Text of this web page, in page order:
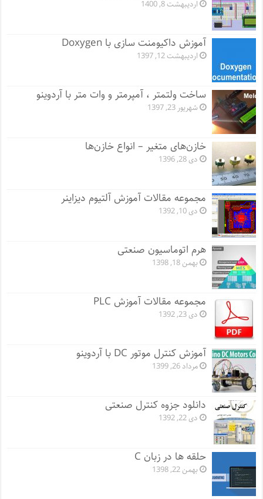
اردیبهشت 8, 1400
آموزش داکیومنت سازی با Doxygen
اردیبهشت 12, 1397
ساخت ولتمتر ، آمپرمتر و وات متر با آردوینو
شهریور 23, 1397
خازن‌های متغیر – انواع خازن‌ها
دی 28, 1396
مجموعه مقالات آموزش آلتیوم دیزاینر
دی 10, 1392
هرم اتوماسیون صنعتی
بهمن 18, 1398
مجموعه مقالات آموزش PLC
دی 23, 1392
آموزش کنترل موتور DC با آردوینو
مرداد 26, 1399
دانلود جزوه کنترل صنعتی
دی 22, 1392
حلقه ها در زبان C
بهمن 22, 1398